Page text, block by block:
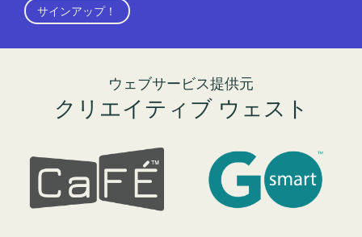
サインアップ！
ウェブサービス提供元
クリエイティブ ウェスト